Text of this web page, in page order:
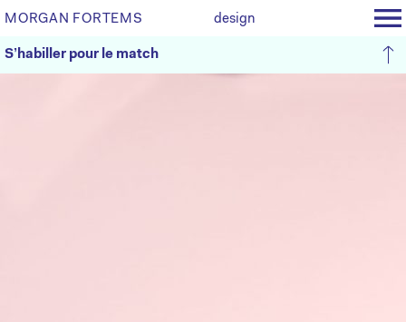
MORGAN FORTEMS design
S’habiller pour le match